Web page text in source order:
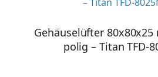
Gehäuselüfter 80x80x25
polig – Titan TFD-